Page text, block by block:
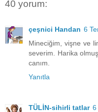
40 yorum:
çeşnici Handan 6
Mineciğim, vişne ve
severim. Harika
canım.
Yanıtla
TÜLİN-sihirli tatlar 6